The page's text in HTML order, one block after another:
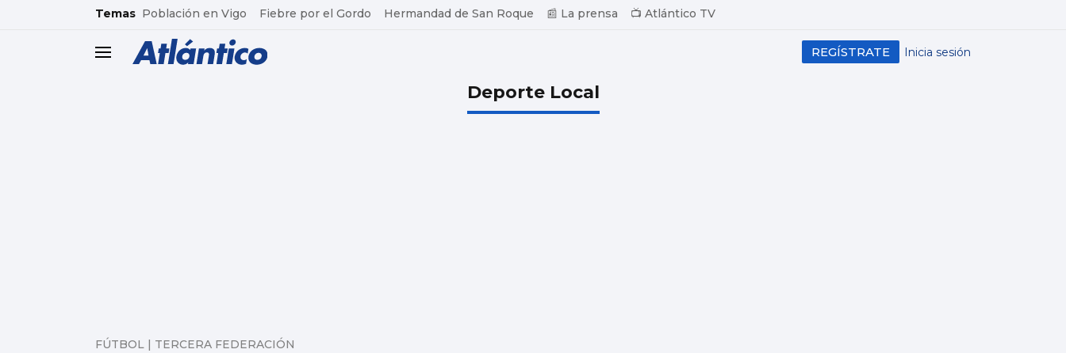
common.go-to-content
Temas Población en Vigo Fiebre por el Gordo Hermandad de San Roque 📰 La prensa 📺 Atlántico TV
header.menu.open Inicia sesión
REGÍSTRATE
Deporte Local
FÚTBOL | TERCERA FEDERACIÓN